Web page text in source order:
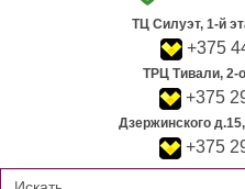
ТЦ Силуэт, 1-й
+375
ТРЦ Тивали, 2-
+375
Дзержинского
+375